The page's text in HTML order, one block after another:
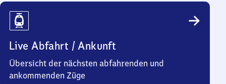
Reiseinfos
Live Abfahrt / Ankunft
Übersicht der nächsten abfahrenden und
ankommenden Züge